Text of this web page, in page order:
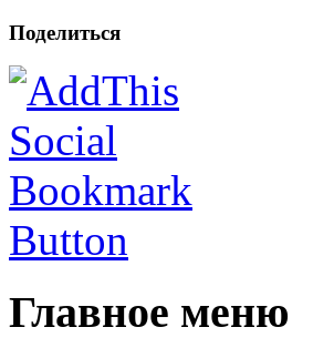
Поделиться
Главное меню